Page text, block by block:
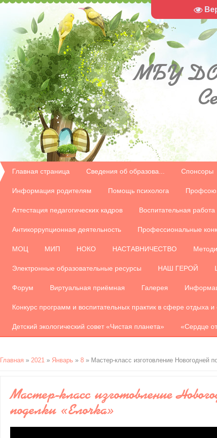
МБУ
Главная страница Сведения об образова... Спонсоры
Информация родителям Помощь психолога
Аттестация педагогических кадров Воспитательная работа
Антикоррупционная деятельность Профессиональные
МОЦ МИП НОКО НАСТАВНИЧЕСТВО
Электронные образовательные ресурсы НАШ ГЕРОЙ
Форум Виртуальная приёмная Галерея
Конкурс программ и воспитательных практик в сфере отдыха
Детский экологический совет «Чистая планета» «Сердце
Главная » 2021 » Январь » 8 » Мастер-класс изготовление Новогодней
Мастер-класс изготовление
поделки «Елочка»